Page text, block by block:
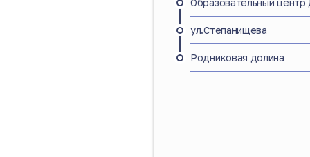
ул.Степанищева
Родниковая долина